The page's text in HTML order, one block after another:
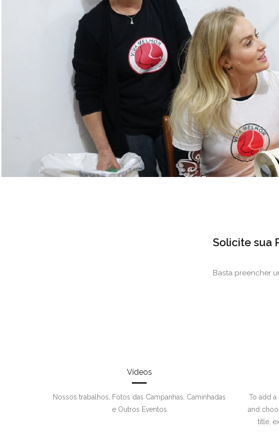
Solicite sua
Basta preencher
Vídeos
Nossos trabalhos, Fotos das Campanhas, Caminhadas
e Outros Eventos
To add
and
title,